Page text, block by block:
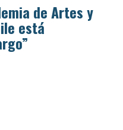
de Artes y
está